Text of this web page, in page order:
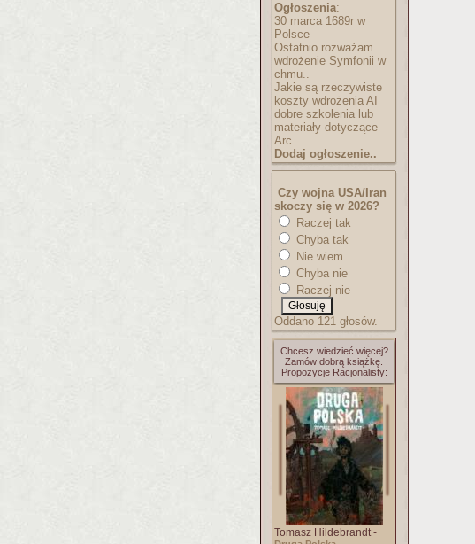
Ogłoszenia:
30 marca 1689r w
Polsce
Ostatnio rozważam
wdrożenie Symfonii w
chmu..
Jakie są rzeczywiste
koszty wdrożenia AI
dobre szkolenia lub
materiały dotyczące
Arc..
Dodaj ogłoszenie..
Czy wojna USA/Iran
skoczy się w 2026?
Raczej tak
Chyba tak
Nie wiem
Chyba nie
Raczej nie
Oddano 121 głosów.
Chcesz wiedzieć więcej?
Zamów dobrą książkę.
Propozycje Racjonalisty:
Tomasz Hildebrandt -